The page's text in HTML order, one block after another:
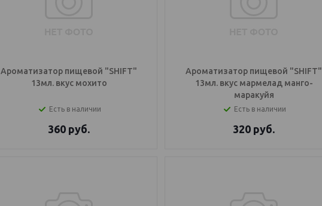
Ароматизатор пищевой "SHIFT"
13мл. вкус мохито
Есть в наличии
360 руб.
Ароматизатор пищевой "SHIFT"
13мл. вкус мармелад манго-
маракуйя
Есть в наличии
320 руб.